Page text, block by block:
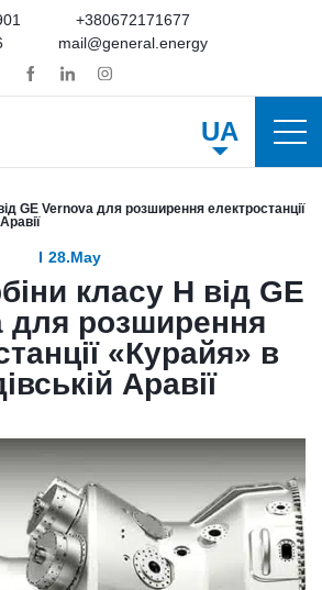
+380672171677
mail@general.energy
UA
GE Vernova для розширення електростанції
28.May
класу H від GE
для розширення
«Курайя» в
Аравії